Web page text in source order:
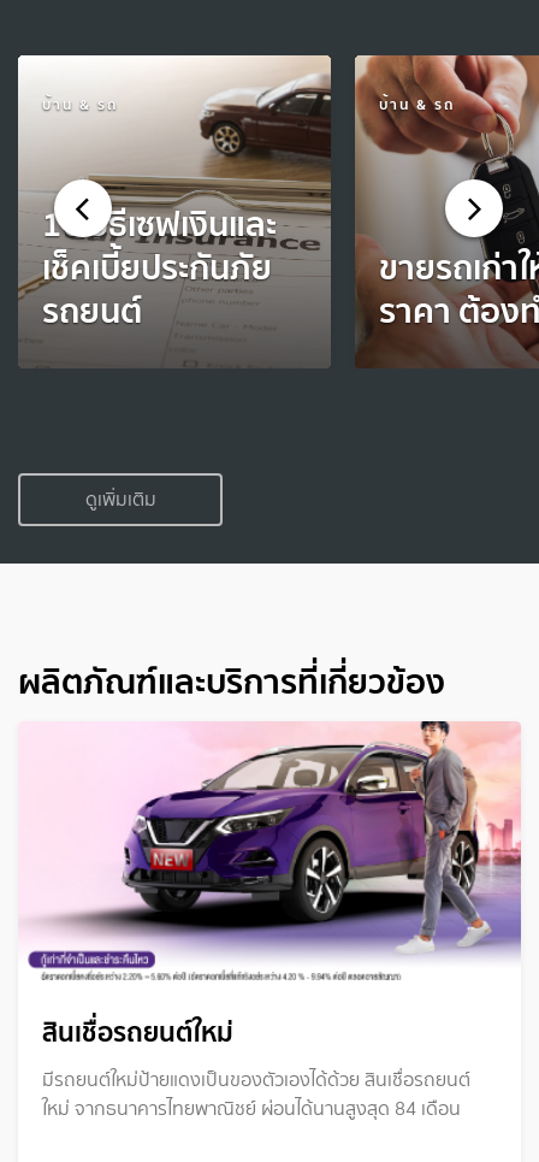
บ้าน & รถ
10 วิธีเซฟเงินและ
เช็คเบี้ยประกันภัย
รถยนต์
บ้าน & รถ
ขายรถเก่า
ราคา ต้อง
ดูเพิ่มเติม
ผลิตภัณฑ์และบริการที่เกี่ยวข้อง
สินเชื่อรถยนต์ใหม่
มีรถยนต์ใหม่ป้ายแดงเป็นของตัวเองได้ด้วย สินเชื่อรถยนต์
ใหม่ จากธนาคารไทยพาณิชย์ ผ่อนได้นานสูงสุด 84 เดือน